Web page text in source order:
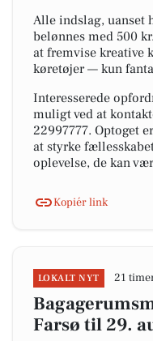
Alle indslag, uanset
belønnes med 500
at fremvise kreative
køretøjer — kun
Interesserede
muligt ved at
22997777. Optoget
at styrke
oplevelse, de kan
Kopiér link
LOKALT NYT 21
Farsø til 29.